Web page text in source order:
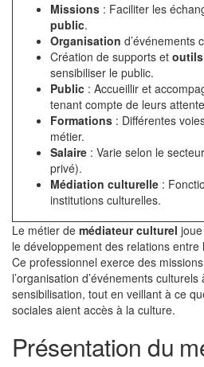
Missions : Faciliter les
public.
Organisation d’événements
Création de supports et
sensibiliser le public.
Public : Accueillir et
tenant compte de leurs
Formations : Différentes
métier.
Salaire : Varie selon le
privé).
Médiation culturelle :
institutions culturelles.
Le métier de médiateur culturel
le développement des relations
Ce professionnel exerce des
l’organisation d’événements
sensibilisation, tout en veillant à ce
sociales aient accès à la culture.
Présentation du